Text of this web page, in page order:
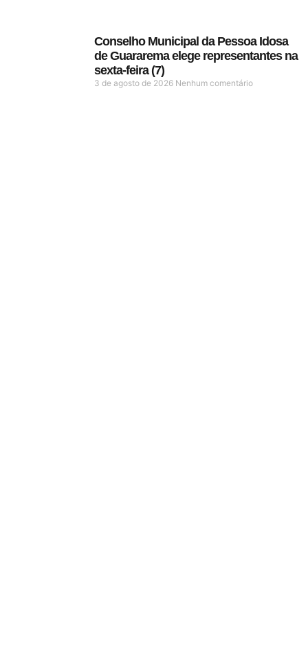
Conselho Municipal da Pessoa Idosa
de Guararema elege representantes na
sexta-feira (7)
3 de agosto de 2026 Nenhum comentário